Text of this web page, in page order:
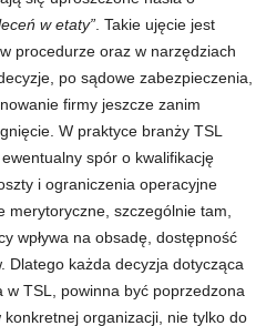
w etaty” . Takie ujęcie jest
procedurze oraz w narzędziach
po sądowe zabezpieczenia,
firmy jeszcze zanim
W praktyce branży TSL
spór o kwalifikację
i ograniczenia operacyjne
szczególnie tam,
wpływa na obsadę, dostępność
Dlatego każda decyzja dotycząca
w TSL, powinna być poprzedzona
organizacji, nie tylko do